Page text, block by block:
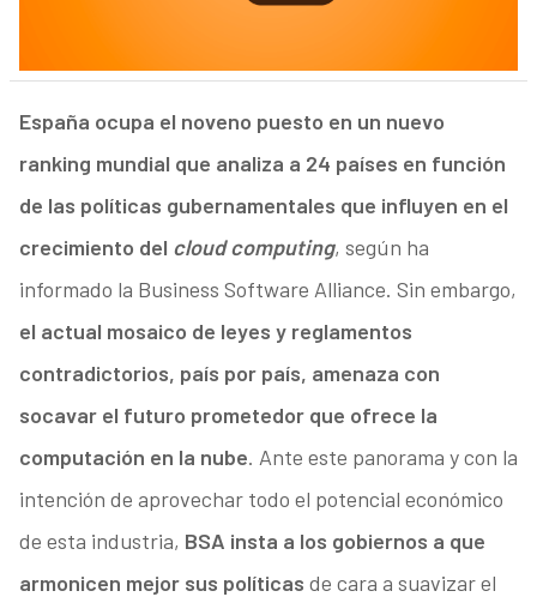
España ocupa el noveno puesto en un nuevo
ranking mundial que analiza a 24 países en función
de las políticas gubernamentales que influyen en el
crecimiento del cloud computing, según ha
informado la Business Software Alliance. Sin embargo,
el actual mosaico de leyes y reglamentos
contradictorios, país por país, amenaza con
socavar el futuro prometedor que ofrece la
computación en la nube. Ante este panorama y con la
intención de aprovechar todo el potencial económico
de esta industria, BSA insta a los gobiernos a que
armonicen mejor sus políticas de cara a suavizar el